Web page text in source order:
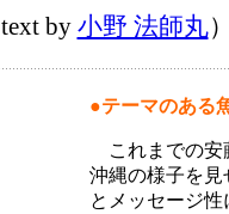
text by 小野 法師丸）
●テーマのある
これまでの安
沖縄の様子を
とメッセージ